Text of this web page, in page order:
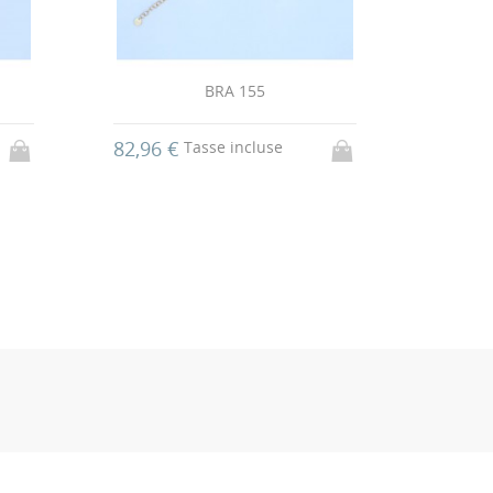
BRA 155
82,96 € Tasse incluse